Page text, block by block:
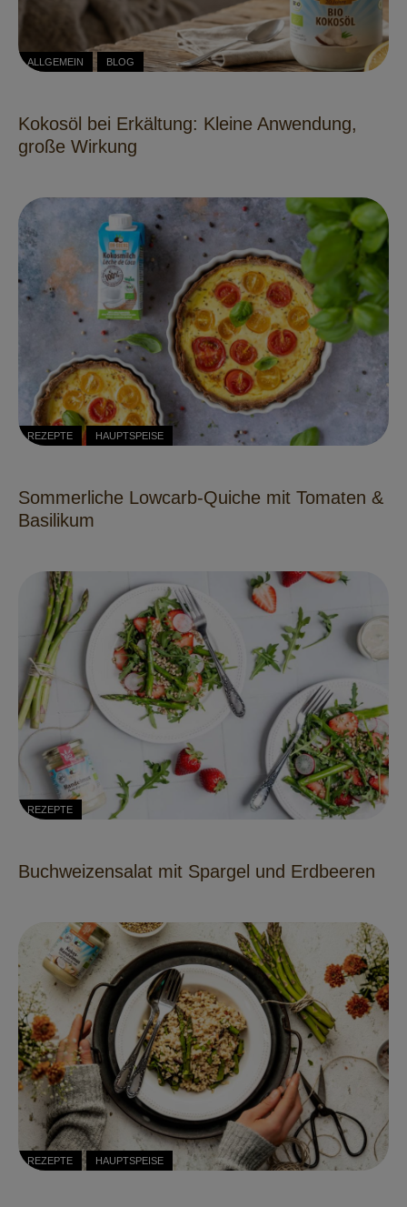
ALLGEMEIN BLOG
Kokosöl bei Erkältung: Kleine Anwendung,
große Wirkung
REZEPTE HAUPTSPEISE
Sommerliche Lowcarb-Quiche mit Tomaten &
Basilikum
REZEPTE
Buchweizensalat mit Spargel und Erdbeeren
REZEPTE HAUPTSPEISE